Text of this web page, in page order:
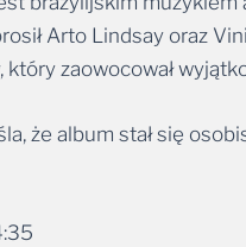
Arto Lindsay oraz
który zaowocował
że album stał się